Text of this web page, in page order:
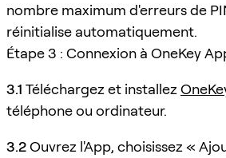
nombre maximum d'erreurs de
réinitialise automatiquement.
Étape 3 : Connexion à OneKey
3.1 Téléchargez et installez
téléphone ou ordinateur.
3.2Ouvrez l'App, choisissez «